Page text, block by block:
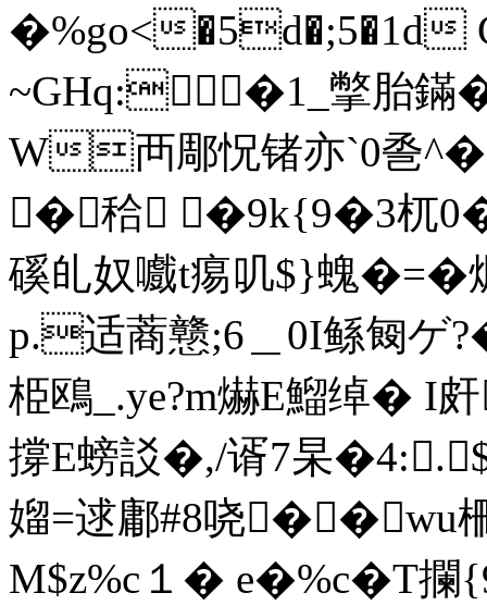
�%go<�5d�;5�1d
~GHq:�1_撆胎鏋
W襾郮怳锗亦`0巹
�秴 �9k{9�3杌
磎癿奴嚱t痬叽$}螝
p.适蔏戆;6＿0I鲧匓ゲ
栕鴎_.уe?m爀E鰡绰� I
撐E螃訤�,/谞7杲
媹=逑鄘#8哓��wu
M$z%c１� e�%c�T